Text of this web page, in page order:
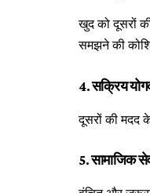
खुद को दूसरों
समझने की
4. सक्रिय
दूसरों की मदद
5. सामाजिक